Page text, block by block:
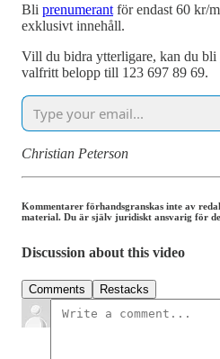
Bli prenumerant för endast 60 kr/
exklusivt innehåll.
Vill du bidra ytterligare, kan du bli
valfritt belopp till 123 697 89 69.
Christian Peterson
Kommentarer förhandsgranskas inte av
material. Du är själv juridiskt ansvarig för
Discussion about this video
Comments Restacks